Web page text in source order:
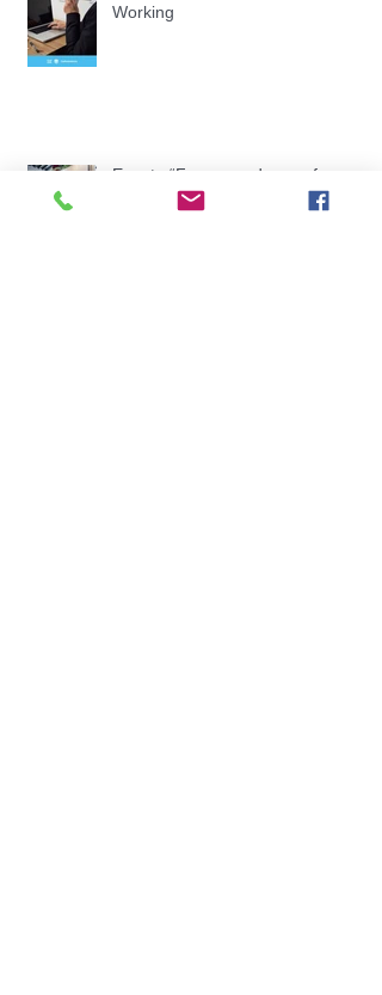
Working
Evento “Fare squadra per fare
impresa”